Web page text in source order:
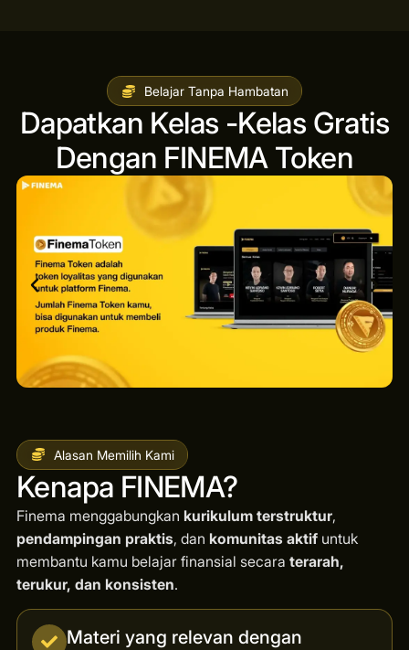
Belajar Tanpa Hambatan
Dapatkan Kelas -Kelas Gratis
Dengan FINEMA Token
Alasan Memilih Kami
Kenapa FINEMA?
Finema menggabungkan kurikulum terstruktur,
pendampingan praktis, dan komunitas aktifuntuk
membantu kamu belajar finansial secara terarah,
terukur, dan konsisten.
Materi yang relevan dengan